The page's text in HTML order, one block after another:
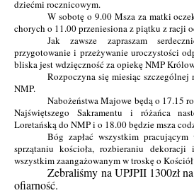
dziećmi rocznicowym.
W sobotę o 9.00 Msza za matki
chorych o 11.00 przeniesiona z piątku z racji
Jak zawsze zapraszam
przygotowanie i przeżywanie uroczystości
bliska jest wdzięczność za opiekę NMP
Rozpoczyna się miesiąc
NMP.
Nabożeństwa Majowe będą o 17.15
Najświętszego Sakramentu i różańca
Loretańską do NMP i o 18.00 będzie msza
Bóg zapłać wszystkim
sprzątaniu kościoła, rozbieraniu
wszystkim zaangażowanym w troskę o
Zebraliśmy na UPJPII 1300zł
ofiarność.